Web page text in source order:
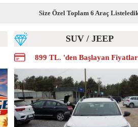
Size Özel Toplam 6 Araç
SUV / JEEP
899 TL. 'den Başlayan